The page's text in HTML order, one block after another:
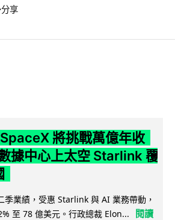
分享
將挑戰萬億年收
據中心上太空 Starlink 覆
季業績，受惠 Starlink 與 AI 業務帶動，
至 78 億美元。行政總裁 Elon...
閱讀